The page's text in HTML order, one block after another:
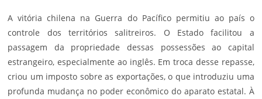
A vitória chilena na Guerra do Pacífico permitiu ao país o
controle dos territórios salitreiros. O Estado facilitou a
passagem da propriedade dessas possessões ao capital
estrangeiro, especialmente ao inglês. Em troca desse repasse,
criou um imposto sobre as exportações, o que introduziu uma
profunda mudança no poder econômico do aparato estatal. À